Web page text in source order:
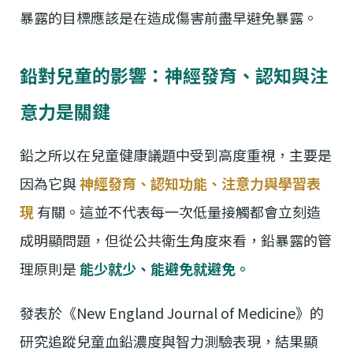
暴露的目標應該是在造成傷害前盡早避免暴露。
鉛對兒童的影響：神經發育、認知與注
意力是關鍵
鉛之所以在兒童健康議題中受到高度重視，主要是
因為它與神經發育、認知功能、注意力與學習表
現有關。這並不代表每一次低量接觸都會立刻造
成明顯問題，但從公共衛生角度來看，鉛暴露的管
理原則是 能少就少、能避免就避免。
發表於《New England Journal of Medicine》的
研究追蹤兒童血鉛濃度與智力測驗表現，結果顯